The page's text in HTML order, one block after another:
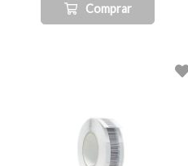
Comprar